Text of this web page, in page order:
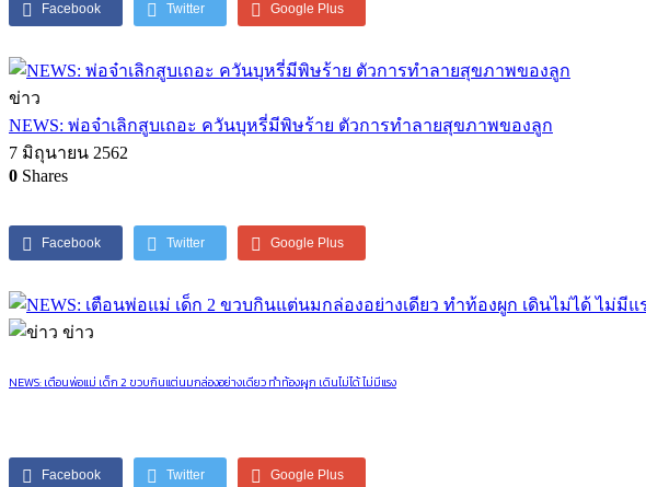
Facebook Twitter Google Plus
ข่าว
NEWS: พ่อจ๋าเลิกสูบเถอะ ควันบุหรี่มีพิษร้าย ตัวการทำลายสุขภาพของลูก
7 มิถุนายน 2562
0 Shares
Facebook Twitter Google Plus
ข่าว
NEWS: เตือนพ่อแม่ เด็ก 2 ขวบกินแต่นมกล่องอย่างเดียว ทำท้องผูก เดินไม่ได้ ไม่มีแรง
Facebook Twitter Google Plus